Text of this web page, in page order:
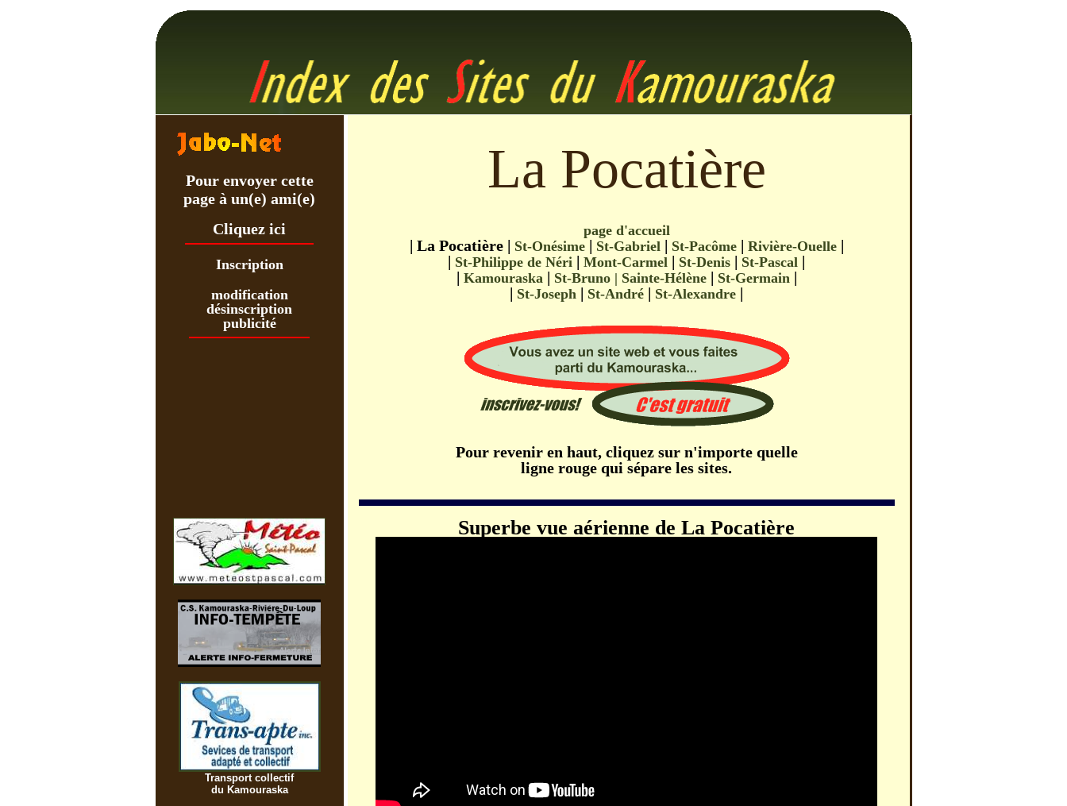
La Pocatière
page d'accueil
| La Pocatière | St-Onésime| St-Gabriel | St-Pacôme| Rivière-Ouelle|
| St-Philippe de Néri |Mont-Carmel | St-Denis | St-Pascal |
| Kamouraska | St-Bruno | Sainte-Hélène| St-Germain |
| St-Joseph | St-André | St-Alexandre |
Pour revenir en haut, cliquez sur n'importe quelle
ligne rouge qui sépare les sites.
Superbe vue aérienne de La Pocatière
Pour envoyer cette
page à un(e) ami(e)
Cliquez ici
Inscription
modification
désinscription
publicité
Transport collectif
du Kamouraska